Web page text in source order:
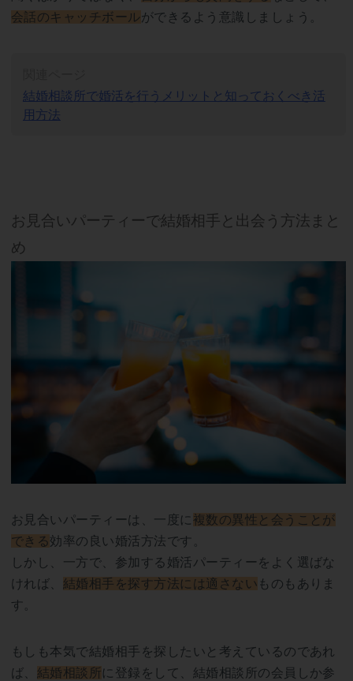
会話のキャッチボールができるよう意識しましょう。
結婚相談所で婚活を行うメリットと知っておくべき活
用方法
お見合いパーティーで結婚相手と出会う方法まと
め
お見合いパーティーは、一度に 複数の異性と会うことが
できる効率の良い婚活方法です。
しかし、一方で、参加する婚活パーティーをよく選ばな
ければ、 結婚相手を探す方法には適さない ものもありま
す。
もしも本気で結婚相手を探したいと考えているのであれ
ば、 結婚相談所に登録をして、結婚相談所の会員しか参